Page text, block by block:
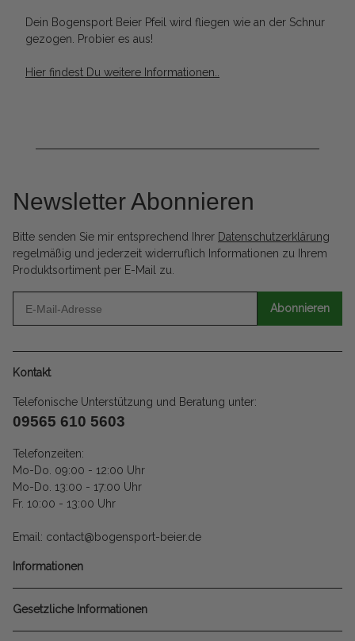
Dein Bogensport Beier Pfeil wird fliegen wie an der Schnur
gezogen. Probier es aus!
Hier findest Du weitere Informationen..
Newsletter Abonnieren
Bitte senden Sie mir entsprechend Ihrer Datenschutzerklärung
regelmäßig und jederzeit widerruflich Informationen zu Ihrem
Produktsortiment per E-Mail zu.
Abonnieren
Kontakt
Telefonische Unterstützung und Beratung unter:
09565 610 5603
Telefonzeiten:
Mo-Do. 09:00 - 12:00 Uhr
Mo-Do. 13:00 - 17:00 Uhr
Fr. 10:00 - 13:00 Uhr
Email: contact@bogensport-beier.de
Informationen
Gesetzliche Informationen